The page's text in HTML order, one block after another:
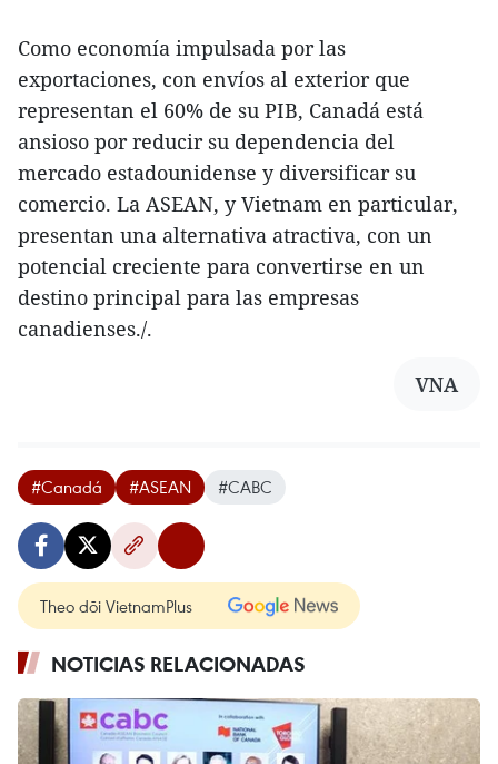
Como economía impulsada por las
exportaciones, con envíos al exterior que
representan el 60% de su PIB, Canadá está
ansioso por reducir su dependencia del
mercado estadounidense y diversificar su
comercio. La ASEAN, y Vietnam en particular,
presentan una alternativa atractiva, con un
potencial creciente para convertirse en un
destino principal para las empresas
canadienses./.
VNA
#Canadá #ASEAN #CABC
Theo dõi VietnamPlus
NOTICIAS RELACIONADAS